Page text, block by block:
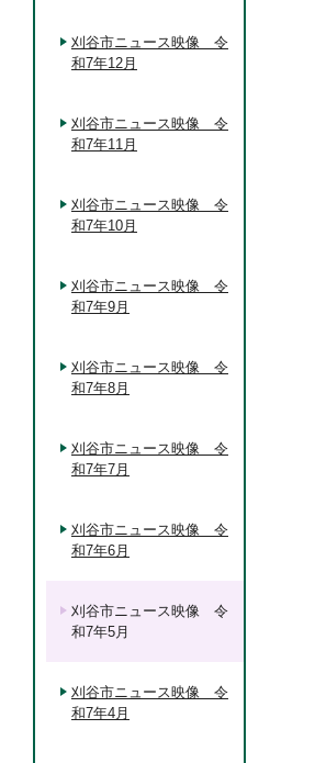
刈谷市ニュース映像 令
和7年12月
刈谷市ニュース映像 令
和7年11月
刈谷市ニュース映像 令
和7年10月
刈谷市ニュース映像 令
和7年9月
刈谷市ニュース映像 令
和7年8月
刈谷市ニュース映像 令
和7年7月
刈谷市ニュース映像 令
和7年6月
刈谷市ニュース映像 令
和7年5月
刈谷市ニュース映像 令
和7年4月